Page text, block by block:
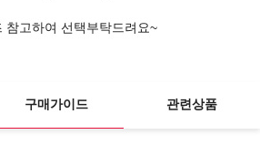
참고하여 선택부탁드려요~
구매가이드 관련상품